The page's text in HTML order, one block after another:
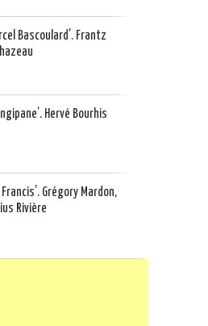
Bascoulard’. Frantz
Hervé Bourhis
Francis’. Grégory Mardon,
Rivière